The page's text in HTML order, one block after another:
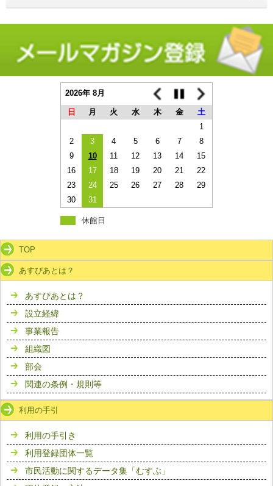
2026年 8月
日 月 火 水 木 金
土
1
2
3 4 5 6 7
8
9
10 11 12 13 14
15
16
17 18 19 20 21
22
23
24 25 26 27 28
29
30
31
休館日
TOP
あすぴあとは？
あすぴあとは？
設立経緯
事業報告
組織図
部会
関連の条例・規則等
利用の手引
利用の手引き
利用登録団体一覧
市民活動に関するデータ集「むすぶ」